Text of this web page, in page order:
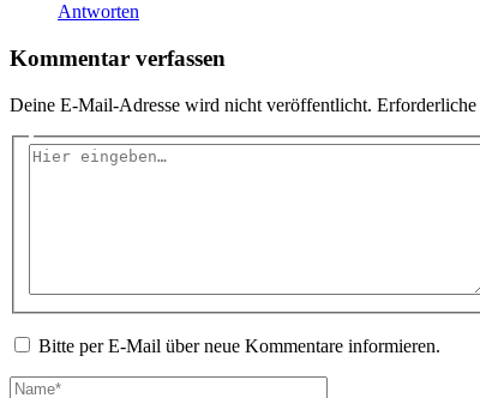
Antworten
Kommentar verfassen
Deine E-Mail-Adresse wird nicht veröffentlicht.
Hier
Bitte per E-Mail über neue Kommentare informieren.
Name*